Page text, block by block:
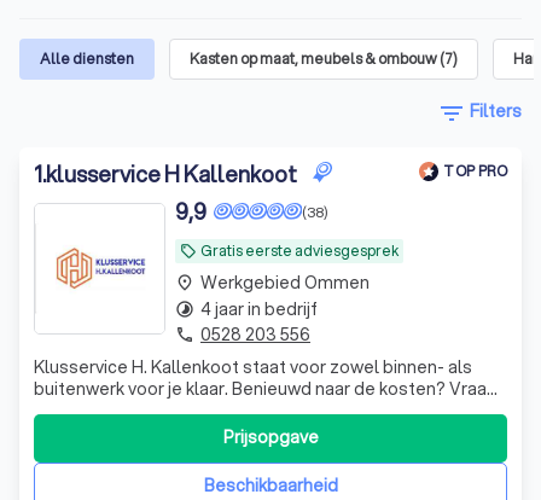
Alle diensten Kasten op maat, meubels & ombouw(7)
filter_list Filters
1.klusservice H Kallenkoot TOP PRO
local_offer Gratis eerste adviesgesprek
(38)
9,9
Klusservice H. Kallenkoot staat voor zowel binnen- als
buitenwerk voor je klaar. Benieuwd naar de kosten? Vraag
een offerte aan via onze website
www.klusservicehkallenkoot.nl of bel ons op 0646778965!
Beschikbaarheid
Prijsopgave
place Werkgebied Ommen
timelapse 4 jaar in bedrijf
phone 0528 203 556